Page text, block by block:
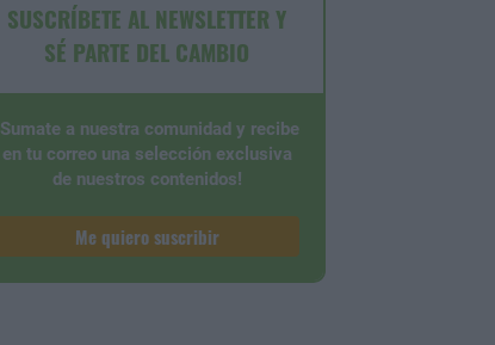
SUSCRÍBETE AL NEWSLETTER Y
SÉ PARTE DEL CAMBIO
a nuestra comunidad y recibe
en tu correo una selección exclusiva
de nuestros contenidos!
Me quiero suscribir